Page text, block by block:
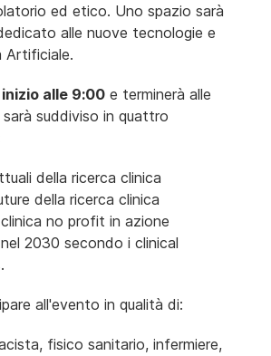
ed etico. Uno spazio sarà
alle nuove tecnologie e
Artificiale.
alle 9:00 e terminerà alle
suddiviso in quattro
della ricerca clinica
della ricerca clinica
no profit in azione
2030 secondo i clinical
all'evento in qualità di:
fisico sanitario, infermiere,